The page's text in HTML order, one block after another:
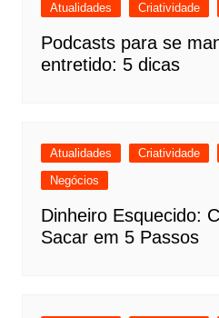
Atualidades Criatividade
Podcasts para se
entretido: 5 dicas
Atualidades Criatividade
Negócios
Dinheiro Esquecido:
Sacar em 5 Passos